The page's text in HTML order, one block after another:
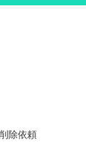
除依頼